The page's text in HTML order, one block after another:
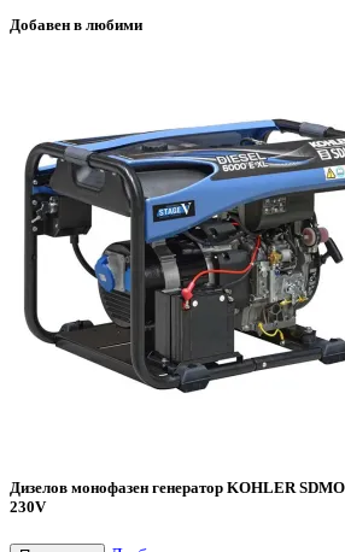
Добавен в любими
Дизелов монофазен генератор KOHLER
230V